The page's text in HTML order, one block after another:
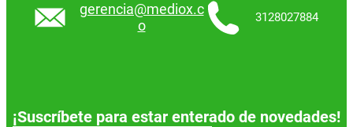
gerencia@mediox.c
o
3128027884
¡Suscríbete para estar enterado de novedades!